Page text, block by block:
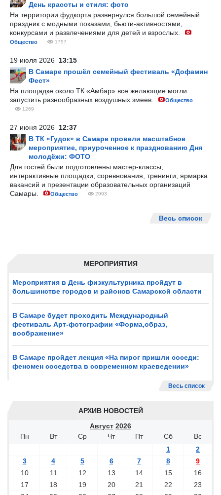
МЕРОПРИЯТИЯ
Мероприятия в День физкультурника пройдут в
большинстве городов и районов Самарской области
В Самаре будет проходить Международный
фестиваль Арт-фотографии «Форма,образ,
воображение»
В Самаре пройдет лекция «На пирог пришли соседи:
феномен соседства в современном краеведении»
Весь список
АРХИВ НОВОСТЕЙ
Август 2026
Пн
Вт Ср Чт Пт Сб
Вс
1
2
3
4 5 6 7 8
9
10
11 12 13 14 15
16
17
18 19 20 21 22
23
День красоты и стиля: фото
На территории фудкорта развернулся большой семейный
праздник с модными показами, бьюти-активностями,
конкурсами и развлечениями для детей и взрослых.
Общество 1757
19 июля 2026 13:15
В Самаре прошёл семейный фестиваль «Дофамин
Фест»
На площадке около ТК «Амбар» все желающие могли
запустить разнообразных воздушных змеев.
Общество
1269
27 июня 2026 12:37
В ТК «Гудок» в Самаре провели масштабное
мероприятие, приуроченное к празднованию Дня
молодёжи: ФОТО
Для гостей были подготовлены мастер-классы,
интерактивные площадки, соревнования, тренинги, ярмарка
вакансий и презентации образовательных организаций
Самары.
Общество 2993
Весь список